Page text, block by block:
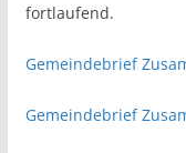
fortlaufend.
Gemeindebrief
Gemeindebrief